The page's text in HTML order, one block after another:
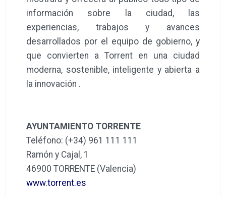
información sobre la ciudad, las
experiencias, trabajos y avances
desarrollados por el equipo de gobierno, y
que convierten a Torrent en una ciudad
moderna, sostenible, inteligente y abierta a
la innovación .
AYUNTAMIENTO TORRENTE
Teléfono: (+34) 961 111 111
Ramón y Cajal, 1
46900 TORRENTE (Valencia)
www.torrent.es